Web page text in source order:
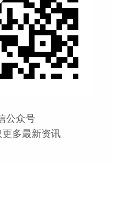
公众号
多最新资讯